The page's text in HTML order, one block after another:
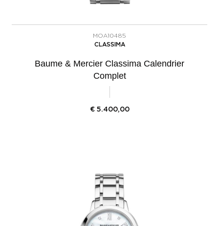
MOA10485
CLASSIMA
Baume & Mercier Classima Calendrier
Complet
€ 5.400,00